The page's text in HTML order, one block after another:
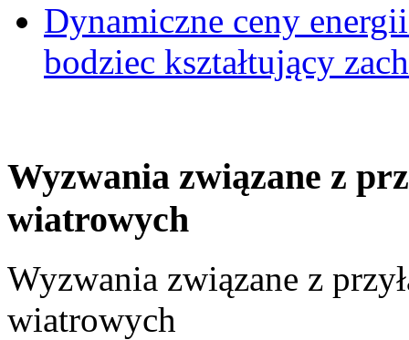
Dynamiczne ceny
bodziec kształtujący
Wyzwania związane z
wiatrowych
Wyzwania związane z
wiatrowych